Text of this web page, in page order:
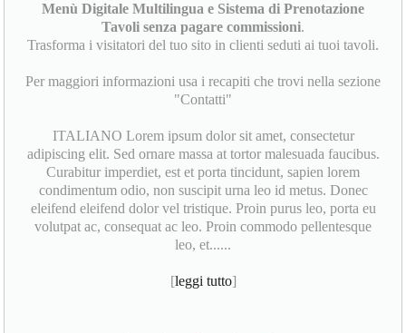
Menù Digitale Multilingua e Sistema di Prenotazione
Tavoli senza pagare commissioni.
Trasforma i visitatori del tuo sito in clienti seduti ai tuoi tavoli.
Per maggiori informazioni usa i recapiti che trovi nella sezione
"Contatti"
ITALIANO Lorem ipsum dolor sit amet, consectetur
adipiscing elit. Sed ornare massa at tortor malesuada faucibus.
Curabitur imperdiet, est et porta tincidunt, sapien lorem
condimentum odio, non suscipit urna leo id metus. Donec
eleifend eleifend dolor vel tristique. Proin purus leo, porta eu
volutpat ac, consequat ac leo. Proin commodo pellentesque
leo, et......
[leggi tutto]